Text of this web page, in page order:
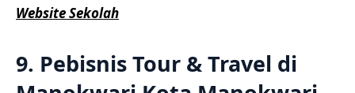
Website Sekolah
9. Pebisnis Tour & Travel di